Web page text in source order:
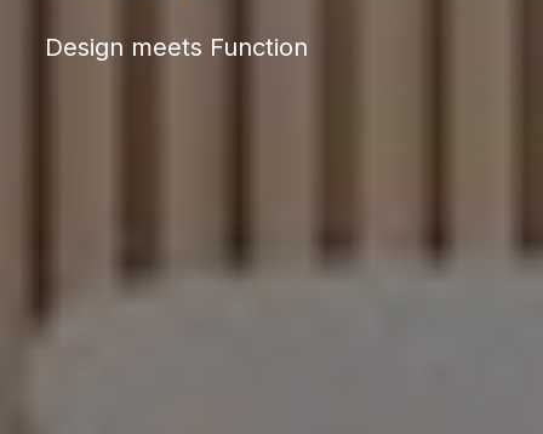
Design meets Function